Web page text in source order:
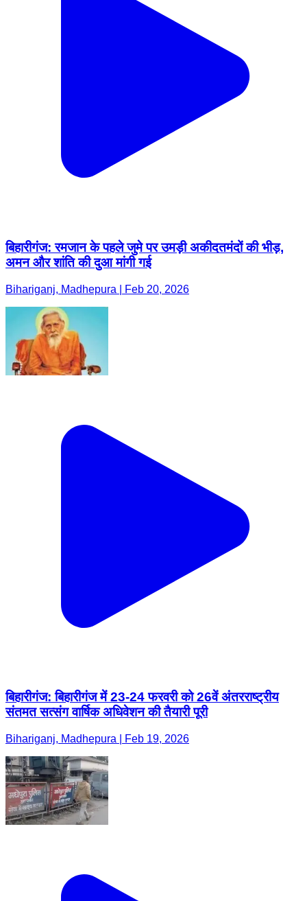
बिहारीगंज: रमजान के पहले जुमे पर उमड़ी अकीदतमंदों की भीड़,
अमन और शांति की दुआ मांगी गई
Bihariganj, Madhepura | Feb 20, 2026
बिहारीगंज: बिहारीगंज में 23-24 फरवरी को 26वें अंतरराष्ट्रीय
संतमत सत्संग वार्षिक अधिवेशन की तैयारी पूरी
Bihariganj, Madhepura | Feb 19, 2026